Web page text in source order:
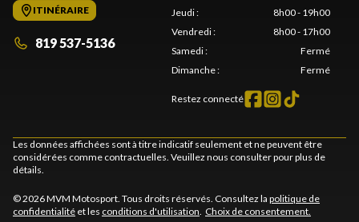
ITINÉRAIRE
819 537-5136
Jeudi:
8h00 - 19h00
Vendredi:
8h00 - 17h00
Samedi:
Fermé
Dimanche: Fermé
Restez connecté
Les données affichées sont à titre indicatif seulement et ne peuvent être
considérées comme contractuelles. Veuillez nous consulter pour plus de
détails.
© 2026 MVM Motosport. Tous droits réservés. Consultez la politique de
confidentialité et les conditions d'utilisation. Choix de consentement.